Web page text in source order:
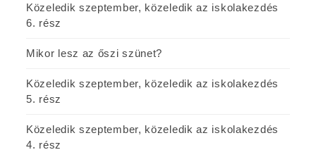
Közeledik szeptember, közeledik az iskolakezdés
6. rész
Mikor lesz az őszi szünet?
Közeledik szeptember, közeledik az iskolakezdés
5. rész
Közeledik szeptember, közeledik az iskolakezdés
4. rész